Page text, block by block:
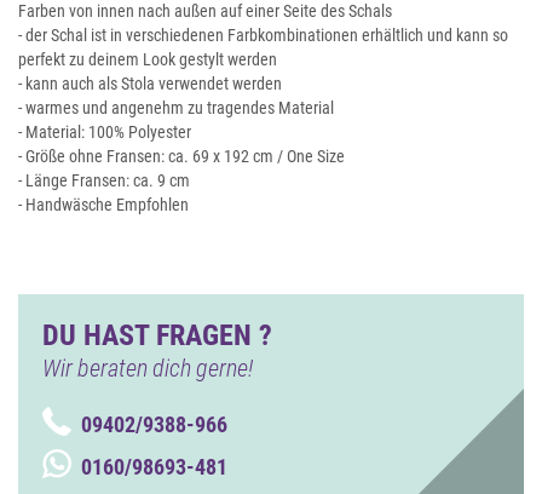
Farben von innen nach außen auf einer Seite des Schals
- der Schal ist in verschiedenen Farbkombinationen erhältlich und kann so
perfekt zu deinem Look gestylt werden
- kann auch als Stola verwendet werden
- warmes und angenehm zu tragendes Material
- Material: 100% Polyester
- Größe ohne Fransen: ca. 69 x 192 cm / One Size
- Länge Fransen: ca. 9 cm
- Handwäsche Empfohlen
DU HAST FRAGEN ?
Wir beraten dich gerne!
09402/9388-966
0160/98693-481